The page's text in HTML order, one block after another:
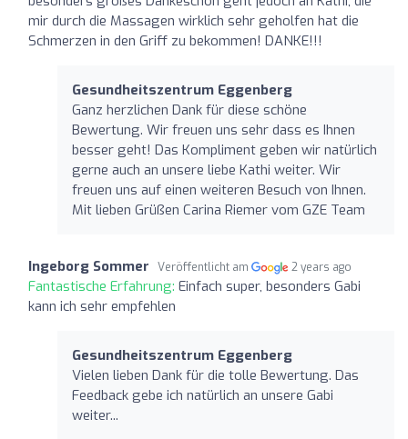
mir durch die Massagen wirklich sehr geholfen hat die
Schmerzen in den Griff zu bekommen! DANKE!!!
Gesundheitszentrum Eggenberg
Ganz herzlichen Dank für diese schöne
Bewertung. Wir freuen uns sehr dass es Ihnen
besser geht! Das Kompliment geben wir natürlich
gerne auch an unsere liebe Kathi weiter. Wir
freuen uns auf einen weiteren Besuch von Ihnen.
Mit lieben Grüßen Carina Riemer vom GZE Team
Ingeborg Sommer Veröffentlicht am 2 years ago
Fantastische Erfahrung: Einfach super, besonders Gabi
kann ich sehr empfehlen
Gesundheitszentrum Eggenberg
Vielen lieben Dank für die tolle Bewertung. Das
Feedback gebe ich natürlich an unsere Gabi
weiter...